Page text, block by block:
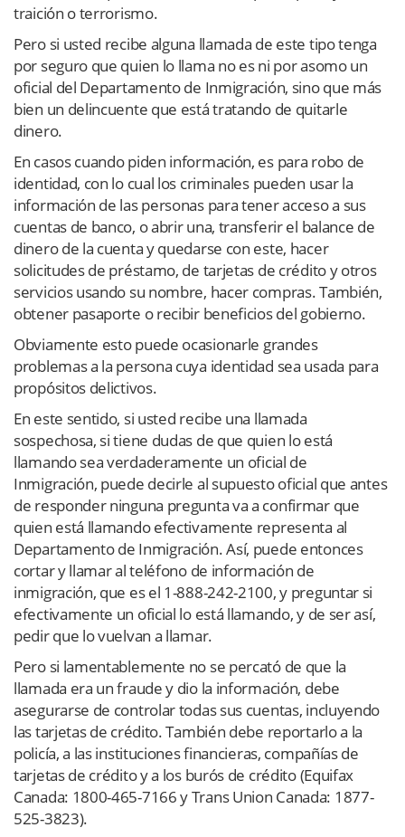
traición o terrorismo.
Pero si usted recibe alguna llamada de este tipo tenga
por seguro que quien lo llama no es ni por asomo un
oficial del Departamento de Inmigración, sino que más
bien un delincuente que está tratando de quitarle
dinero.
En casos cuando piden información, es para robo de
identidad, con lo cual los criminales pueden usar la
información de las personas para tener acceso a sus
cuentas de banco, o abrir una, transferir el balance de
dinero de la cuenta y quedarse con este, hacer
solicitudes de préstamo, de tarjetas de crédito y otros
servicios usando su nombre, hacer compras. También,
obtener pasaporte o recibir beneficios del gobierno.
Obviamente esto puede ocasionarle grandes
problemas a la persona cuya identidad sea usada para
propósitos delictivos.
En este sentido, si usted recibe una llamada
sospechosa, si tiene dudas de que quien lo está
llamando sea verdaderamente un oficial de
Inmigración, puede decirle al supuesto oficial que antes
de responder ninguna pregunta va a confirmar que
quien está llamando efectivamente representa al
Departamento de Inmigración. Así, puede entonces
cortar y llamar al teléfono de información de
inmigración, que es el 1-888-242-2100, y preguntar si
efectivamente un oficial lo está llamando, y de ser así,
pedir que lo vuelvan a llamar.
Pero si lamentablemente no se percató de que la
llamada era un fraude y dio la información, debe
asegurarse de controlar todas sus cuentas, incluyendo
las tarjetas de crédito. También debe reportarlo a la
policía, a las instituciones financieras, compañías de
tarjetas de crédito y a los burós de crédito (Equifax
Canada: 1800-465-7166 y Trans Union Canada: 1877-
525-3823).